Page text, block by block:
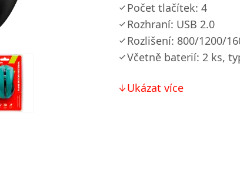
Počet tlačítek: 4
Rozhraní: USB 2.0
Rozlišení: 800/1200/
Včetně baterií: 2 ks,
Ukázat více